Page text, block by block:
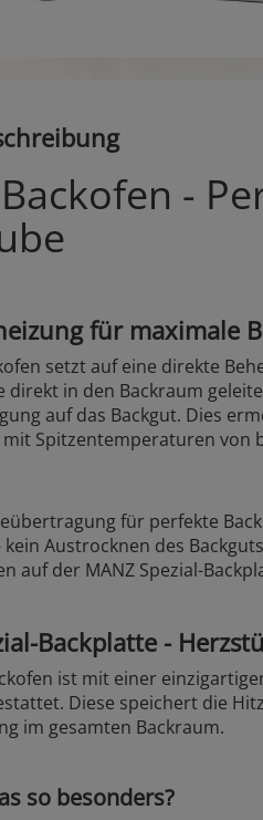
-
für maximale
setzt auf eine direkte
direkt in den Backraum
auf das Backgut. Dies
mit Spitzentemperaturen von
für perfekte
kein Austrocknen des Backguts
auf der MANZ Spezial-
Backplatte -
ist mit einer
Diese speichert die
im gesamten Backraum.
so besonders?